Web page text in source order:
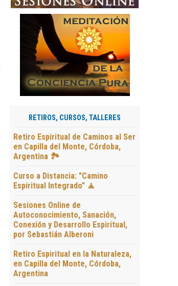
RETIROS, CURSOS, TALLERES
Retiro Espiritual de Caminos al Ser
en Capilla del Monte, Córdoba,
Argentina 🏞️
Curso a Distancia: "Camino
Espiritual Integrado" 🧘
Sesiones Online de
Autoconocimiento, Sanación,
Conexión y Desarrollo Espiritual,
por Sebastián Alberoni
Retiro Espiritual en la Naturaleza,
en Capilla del Monte, Córdoba,
Argentina